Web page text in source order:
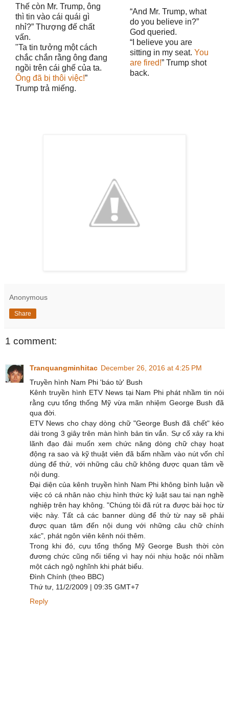
Thế còn Mr. Trump, ông
thì tin vào cái quái gì
nhỉ?” Thượng đế chất
vấn.
"Ta tin tưởng một cách
chắc chắn rằng ông đang
ngồi trên cái ghế của ta.
Ông đã bị thôi việc!”
Trump trả miếng.
“And Mr. Trump, what
do you believe in?”
God queried.
“I believe you are
sitting in my seat. You
are fired!” Trump shot
back.
Anonymous
Share
1 comment:
Tranquangminhitac December 26, 2016 at 4:25 PM
Truyền hình Nam Phi 'báo tử' Bush
Kênh truyền hình ETV News tại Nam Phi phát nhầm tin nói
rằng cựu tổng thống Mỹ vừa mãn nhiệm George Bush đã
qua đời.
ETV News cho chạy dòng chữ "George Bush đã chết" kéo
dài trong 3 giây trên màn hình bản tin vắn. Sự cố xảy ra khi
lãnh đạo đài muốn xem chức năng dòng chữ chạy hoạt
động ra sao và kỹ thuật viên đã bấm nhầm vào nút vốn chỉ
dùng để thử, với những câu chữ không được quan tâm về
nội dung.
Đại diện của kênh truyền hình Nam Phi không bình luận về
việc có cá nhân nào chịu hình thức kỷ luật sau tai nạn nghề
nghiệp trên hay không. "Chúng tôi đã rút ra được bài học từ
việc này. Tất cả các banner dùng để thử từ nay sẽ phải
được quan tâm đến nội dung với những câu chữ chính
xác", phát ngôn viên kênh nói thêm.
Trong khi đó, cựu tổng thống Mỹ George Bush thời còn
đương chức cũng nổi tiếng vì hay nói nhịu hoặc nói nhầm
một cách ngộ nghĩnh khi phát biểu.
Đình Chính (theo BBC)
Thứ tư, 11/2/2009 | 09:35 GMT+7
Reply